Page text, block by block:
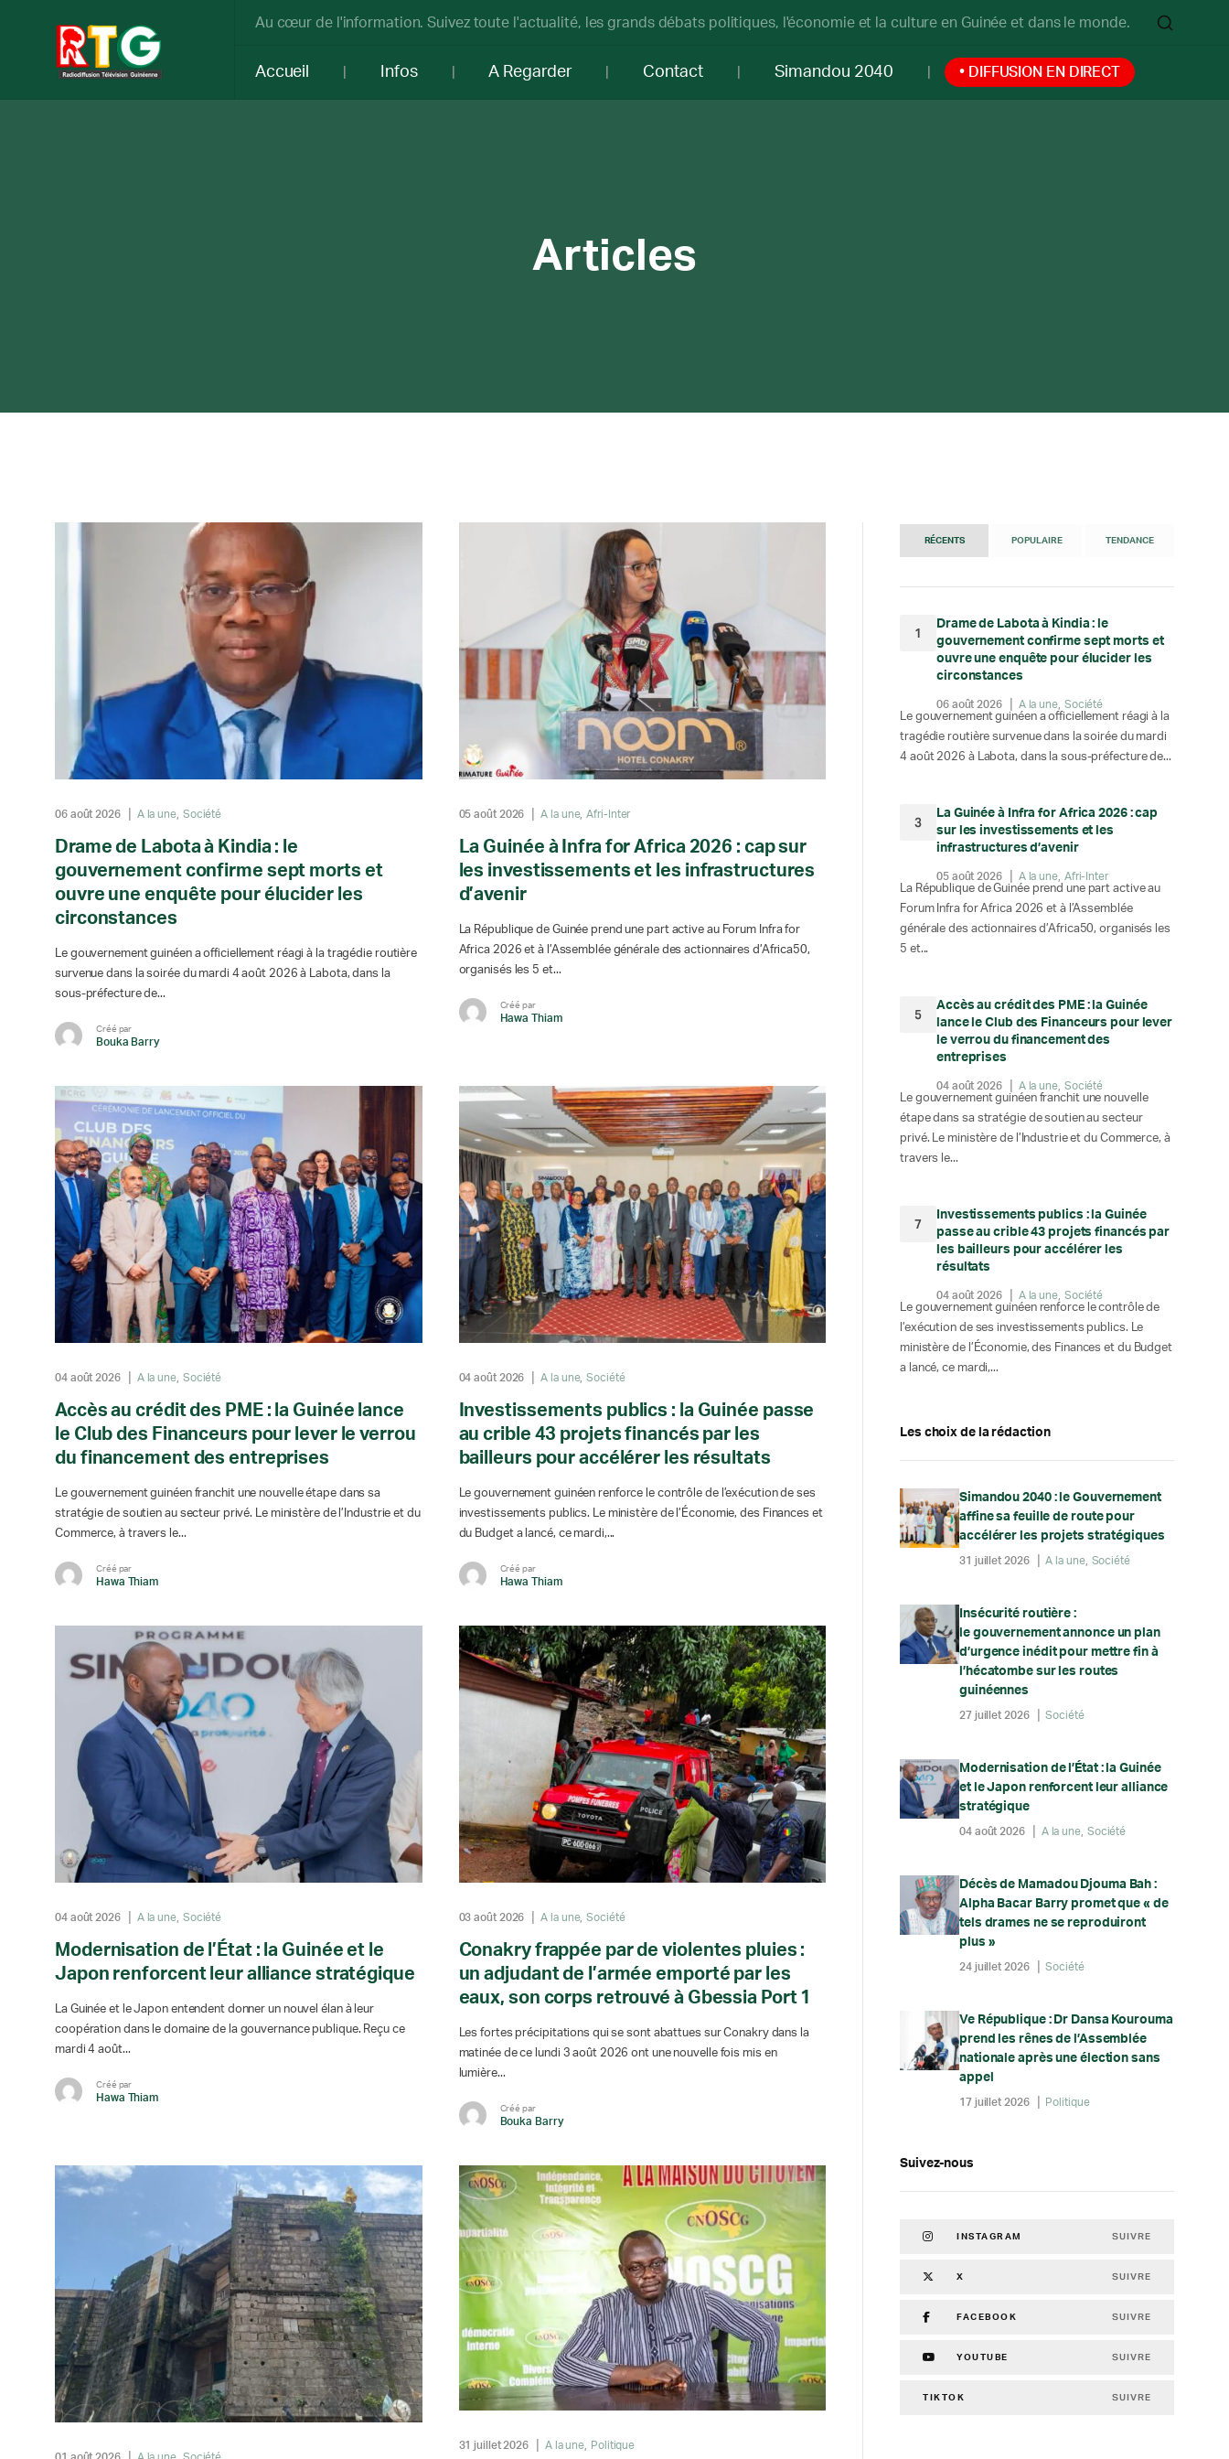
Au cœur de l'information. Suivez toute l'actualité, les grands débats politiques, l'économie et la culture en Guinée et dans le monde.
Accueil Infos A Regarder Contact Simandou 2040 • DIFFUSION EN DIRECT
Articles
06 août 2026 A la une Société
Drame de Labota à Kindia : le
gouvernement confirme sept morts et
ouvre une enquête pour élucider les
circonstances
Le gouvernement guinéen a officiellement réagi à la tragédie routière
survenue dans la soirée du mardi 4 août 2026 à Labota, dans la
sous-préfecture de...
Créé par
Bouka Barry
05 août 2026 A la une Afri-Inter
La Guinée à Infra for Africa 2026 : cap sur
les investissements et les infrastructures
d’avenir
La République de Guinée prend une part active au Forum Infra for
Africa 2026 et à l’Assemblée générale des actionnaires d’Africa50,
organisés les 5 et...
Créé par
Hawa Thiam
04 août 2026 A la une Société
Accès au crédit des PME : la Guinée lance
le Club des Financeurs pour lever le verrou
du financement des entreprises
Le gouvernement guinéen franchit une nouvelle étape dans sa
stratégie de soutien au secteur privé. Le ministère de l’Industrie et du
Commerce, à travers le...
Créé par
Hawa Thiam
04 août 2026 A la une Société
Investissements publics : la Guinée passe
au crible 43 projets financés par les
bailleurs pour accélérer les résultats
Le gouvernement guinéen renforce le contrôle de l’exécution de ses
investissements publics. Le ministère de l’Économie, des Finances et
du Budget a lancé, ce mardi,...
Créé par
Hawa Thiam
04 août 2026 A la une Société
Modernisation de l’État : la Guinée et le
Japon renforcent leur alliance stratégique
La Guinée et le Japon entendent donner un nouvel élan à leur
coopération dans le domaine de la gouvernance publique. Reçu ce
mardi 4 août...
Créé par
Hawa Thiam
03 août 2026 A la une Société
Conakry frappée par de violentes pluies :
un adjudant de l’armée emporté par les
eaux, son corps retrouvé à Gbessia Port 1
Les fortes précipitations qui se sont abattues sur Conakry dans la
matinée de ce lundi 3 août 2026 ont une nouvelle fois mis en
lumière...
Créé par
Bouka Barry
31 juillet 2026 A la une Politique
RÉCENTS POPULAIRE TENDANCE
1
Drame de Labota à Kindia : le
gouvernement confirme sept morts et
ouvre une enquête pour élucider les
circonstances
06 août 2026 A la une Société
Le gouvernement guinéen a officiellement réagi à la
tragédie routière survenue dans la soirée du mardi
4 août 2026 à Labota, dans la sous-préfecture de...
3
La Guinée à Infra for Africa 2026 : cap
sur les investissements et les
infrastructures d’avenir
05 août 2026 A la une Afri-Inter
La République de Guinée prend une part active au
Forum Infra for Africa 2026 et à l’Assemblée
générale des actionnaires d’Africa50, organisés les
5 et...
5
Accès au crédit des PME : la Guinée
lance le Club des Financeurs pour lever
le verrou du financement des
entreprises
04 août 2026 A la une Société
Le gouvernement guinéen franchit une nouvelle
étape dans sa stratégie de soutien au secteur
privé. Le ministère de l’Industrie et du Commerce, à
travers le...
7
Investissements publics : la Guinée
passe au crible 43 projets financés par
les bailleurs pour accélérer les
résultats
04 août 2026 A la une Société
Le gouvernement guinéen renforce le contrôle de
l’exécution de ses investissements publics. Le
ministère de l’Économie, des Finances et du Budget
a lancé, ce mardi,...
Les choix de la rédaction
Simandou 2040 : le Gouvernement
affine sa feuille de route pour
accélérer les projets stratégiques
31 juillet 2026 A la une Société
Insécurité routière :
le gouvernement annonce un plan
d’urgence inédit pour mettre fin à
l’hécatombe sur les routes
guinéennes
27 juillet 2026 Société
Modernisation de l’État : la Guinée
et le Japon renforcent leur alliance
stratégique
04 août 2026 A la une Société
Décès de Mamadou Djouma Bah :
Alpha Bacar Barry promet que « de
tels drames ne se reproduiront
plus »
24 juillet 2026 Société
Ve République : Dr Dansa Kourouma
prend les rênes de l’Assemblée
nationale après une élection sans
appel
17 juillet 2026 Politique
Suivez-nous
INSTAGRAM SUIVRE
X SUIVRE
FACEBOOK SUIVRE
YOUTUBE SUIVRE
TIKTOK SUIVRE